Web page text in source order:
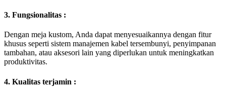
3. Fungsionalitas :
Dengan meja kustom, Anda dapat menyesuaikannya dengan fitur
khusus seperti sistem manajemen kabel tersembunyi, penyimpanan
tambahan, atau aksesori lain yang diperlukan untuk meningkatkan
produktivitas.
4. Kualitas terjamin :